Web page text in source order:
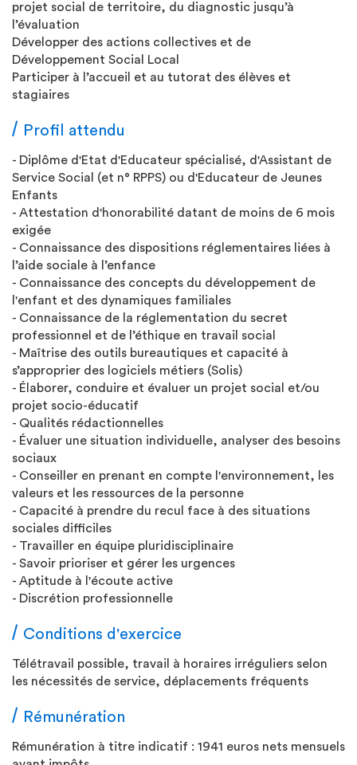
projet social de territoire, du diagnostic jusqu’à
l’évaluation
Développer des actions collectives et de
Développement Social Local
Participer à l’accueil et au tutorat des élèves et
stagiaires
Profil attendu
- Diplôme d'Etat d'Educateur spécialisé, d'Assistant de
Service Social (et n° RPPS) ou d'Educateur de Jeunes
Enfants
- Attestation d'honorabilité datant de moins de 6 mois
exigée
- Connaissance des dispositions réglementaires liées à
l’aide sociale à l’enfance
- Connaissance des concepts du développement de
l'enfant et des dynamiques familiales
- Connaissance de la réglementation du secret
professionnel et de l’éthique en travail social
- Maîtrise des outils bureautiques et capacité à
s’approprier des logiciels métiers (Solis)
- Élaborer, conduire et évaluer un projet social et/ou
projet socio-éducatif
- Qualités rédactionnelles
- Évaluer une situation individuelle, analyser des besoins
sociaux
- Conseiller en prenant en compte l'environnement, les
valeurs et les ressources de la personne
- Capacité à prendre du recul face à des situations
sociales difficiles
- Travailler en équipe pluridisciplinaire
- Savoir prioriser et gérer les urgences
- Aptitude à l'écoute active
- Discrétion professionnelle
Conditions d'exercice
Télétravail possible, travail à horaires irréguliers selon
les nécessités de service, déplacements fréquents
Rémunération
Rémunération à titre indicatif : 1941 euros nets mensuels